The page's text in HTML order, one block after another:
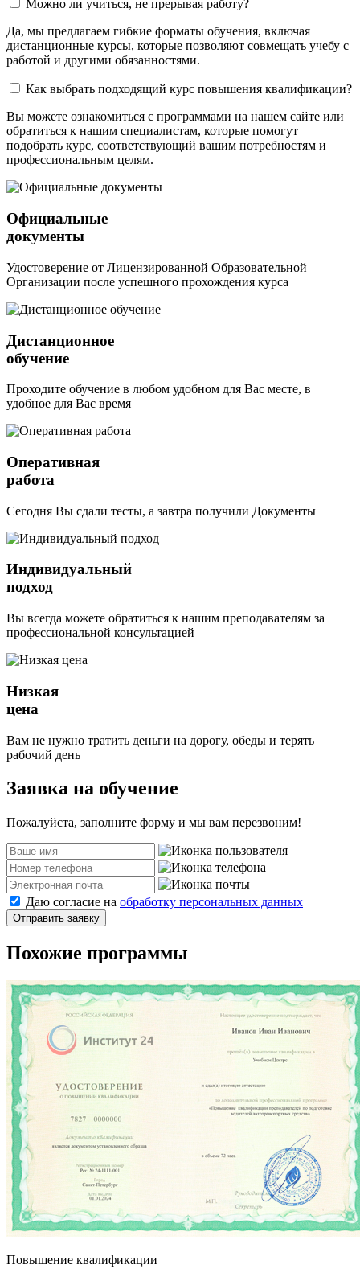
Можно ли учиться, не прерывая работу?
Да, мы предлагаем гибкие форматы обучения, включая
дистанционные курсы, которые позволяют совмещать учебу с
работой и другими обязанностями.
Как выбрать подходящий курс повышения квалификации?
Вы можете ознакомиться с программами на нашем сайте или
обратиться к нашим специалистам, которые помогут
подобрать курс, соответствующий вашим потребностям и
профессиональным целям.
Официальные
документы
Удостоверение от Лицензированной Образовательной
Организации после успешного прохождения курса
Дистанционное
обучение
Проходите обучение в любом удобном для Вас месте, в
удобное для Вас время
Оперативная
работа
Сегодня Вы сдали тесты, а завтра получили Документы
Индивидуальный
подход
Вы всегда можете обратиться к нашим преподавателям за
профессиональной консультацией
Низкая
цена
Вам не нужно тратить деньги на дорогу, обеды и терять
рабочий день
Заявка на обучение
Пожалуйста, заполните форму и мы вам перезвоним!
Даю согласие на обработку персональных данных
Отправить заявку
Похожие программы
Повышение квалификации